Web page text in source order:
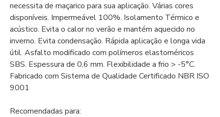
necessita de maçarico para sua aplicação. Várias cores
disponíveis. Impermeável 100%. Isolamento Térmico e
acústico. Evita o calor no verão e mantém aquecido no
inverno. Evita condensação. Rápida aplicação e longa vida
útil. Asfalto modificado com polímeros elastoméricos
SBS. Espessura de 0,6 mm. Flexibilidade a frio > -5°C.
Fabricado com Sistema de Qualidade Certificado NBR ISO
9001
Recomendadas para: